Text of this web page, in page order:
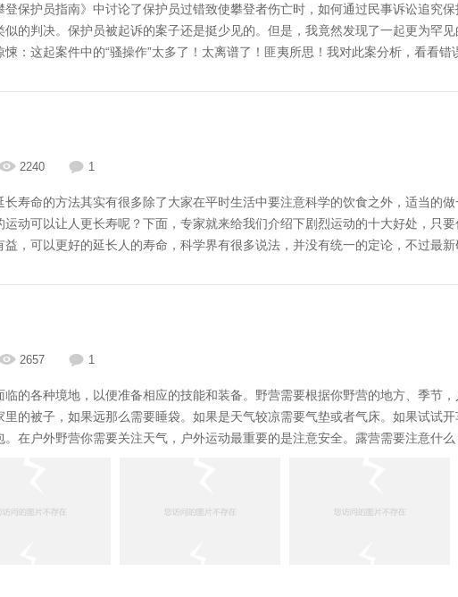
保护员指南》中讨论了保护员过错致使攀登者伤亡时，如何通过民事诉讼追究
的判决。保护员被起诉的案子还是挺少见的。但是，我竟然发现了一起更为罕
：这起案件中的“骚操作”太多了！太离谱了！匪夷所思！我对此案分析，看看
中就包括受害者张某某。该公司找到了青岛某俱乐部运动有限公司具体实施。
。经人介绍，于磊联系到两个岩友协助此项活
2240 1
寿命的方法其实有很多除了大家在平时生活中要注意科学的饮食之外，适当的
动可以让人更长寿呢？下面，专家就来给我们介绍下剧烈运动的十大好处，只
，可以更好的延长人的寿命，科学界有很多说法，并没有统一的定论，不过最
剧烈程度是延长人的寿命的关键，并且证实，高强度的运动对延年益寿有一定
自哥本哈根的51
2657 1
的各种境地，以便准备相应的技能和装备。野营需要根据你野营的地方、季节
的被子，如果远那么需要睡袋。如果是天气较凉需要气垫或者气床。如果试试
。在户外野营你需要关注天气，户外运动最重要的是注意安全。露营需要注意